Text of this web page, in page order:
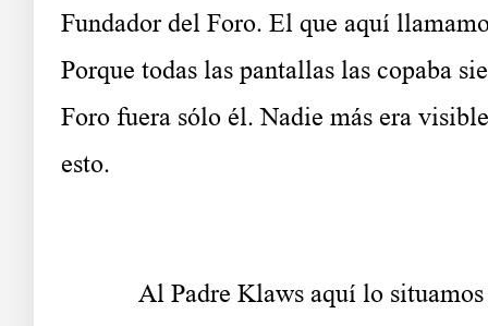
Fundador del Foro. El que aquí
Porque todas las pantallas las copaba
Foro fuera sólo él. Nadie más era
esto.
Al Padre Klaws aquí lo situamos en